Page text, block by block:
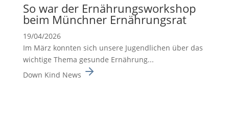
So war der Ernäh­rungs­work­shop
beim Münchner Ernäh­rungsrat
19/04/2026
Im März konnten sich unsere Jugend­li­chen über das
wichtige Thema gesunde Ernäh­rung...
Down Kind News